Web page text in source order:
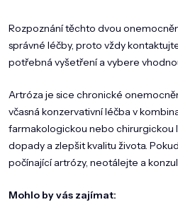
Rozpoznání těchto dvou
správné léčby, proto vždy
potřebná vyšetření a vybere
Artróza je sice chronické
včasná konzervativní léčba v
farmakologickou nebo chirurgickou
dopady a zlepšit kvalitu života.
počínající artrózy, neotálejte a
Mohlo by vás zajímat: